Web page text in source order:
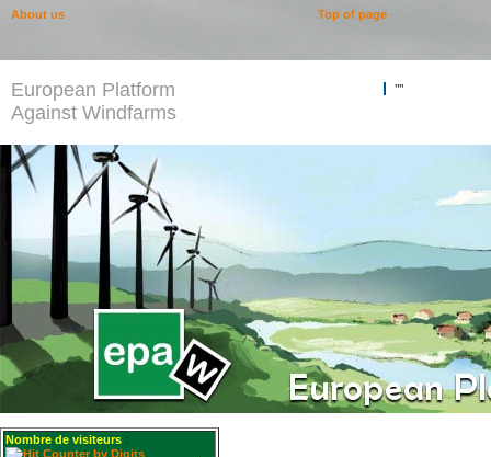
European Platform
Against Windfarms
""
Nombre de visiteurs :
Top of page
About us